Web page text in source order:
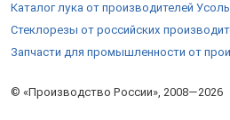
© «Производство России», 2008—2026
Каталог лука от производителей
Стеклорезы от российских